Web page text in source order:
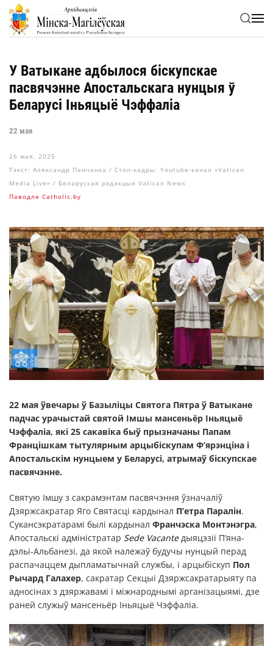
Skip to main content
У Ватыкане адбылося біскупскае
пасвячэнне Апостальскага нунцыя ў
Беларусі Іньяцыё Чэффаліа
22 мая
26 мая, 2025
Тэкст: Аляксандр Панчанка / Стоп-кадры: Youtube-канал «Vatican
Media Live» / Беларуская рэдакцыя Vatican News
Паводле Сatholic.by
22 мая ўвечары ў Базыліцы Святога Пятра ў Ватыкане
падчас урачыстай святой Імшы мансеньёр Іньяцыё
Чэффаліа, які 25 сакавіка быў прызначаны Папам
Францішкам тытулярным арцыбіскупам Ф’ярэнціна і
Апостальскім нунцыем у Беларусі, атрымаў біскупскае
пасвячэнне.
Святую Імшу з сакрамэнтам пасвячэння ўзначаліў
Дзяржсакратар Яго Святасці кардынал П’етра Паралін.
Сукансэкратарамі былі кардынал Франчэска Монтэнэгра,
Апостальскі адміністратар Sede Vacanteдыяцэзіі П’яна-
дэльі-Альбанезі, да якой належаў будучы нунцый перад
распачаццем дыпламатычнай службы, і арцыбіскуп Пол
Рычард Галахер, сакратар Секцыі Дзяржсакратарыяту па
адносінах з дзяржавамі і міжнароднымі арганізацыямі, дзе
раней служыў мансеньёр Іньяцыё Чэффаліа.